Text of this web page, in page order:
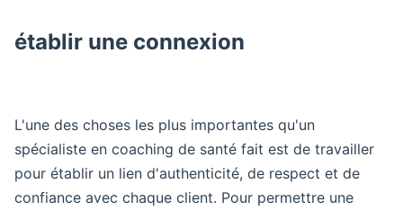
établir une connexion
L'une des choses les plus importantes qu'un
spécialiste en coaching de santé fait est de travailler
pour établir un lien d'authenticité, de respect et de
confiance avec chaque client. Pour permettre une